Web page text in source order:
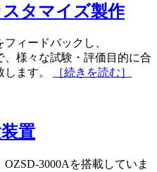
タマイズ製作
ィードバックし、
様々な試験・評価目的に合
ます。
［続きを読む］
置
3000Aを搭載していま